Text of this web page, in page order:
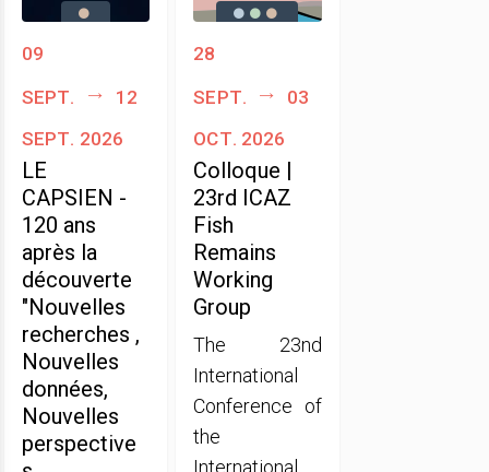
09
sept.
12
sept. 2026
LE
CAPSIEN -
120 ans
après la
découverte
"Nouvelles
recherches ,
Nouvelles
données,
Nouvelles
perspective
28
sept.
03
oct. 2026
Colloque |
23rd ICAZ
Fish
Remains
Working
Group
The 23nd
International
Conference of
the
International